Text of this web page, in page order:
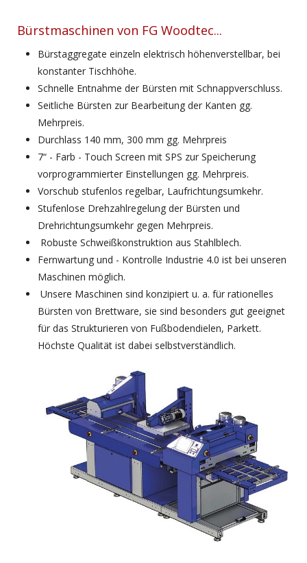
Bürstmaschinen von FG Woodtec...
Bürstaggregate einzeln elektrisch höhenverstellbar, bei
konstanter Tischhöhe.
Schnelle Entnahme der Bürsten mit Schnappverschluss.
Seitliche Bürsten zur Bearbeitung der Kanten gg.
Mehrpreis.
Durchlass 140 mm, 300 mm gg. Mehrpreis
7“ - Farb - Touch Screen mit SPS zur Speicherung
vorprogrammierter Einstellungen gg. Mehrpreis.
Vorschub stufenlos regelbar, Laufrichtungsumkehr.
Stufenlose Drehzahlregelung der Bürsten und
Drehrichtungsumkehr gegen Mehrpreis.
Robuste Schweißkonstruktion aus Stahlblech.
Fernwartung und - Kontrolle Industrie 4.0 ist bei unseren
Maschinen möglich.
Unsere Maschinen sind konzipiert u. a. für rationelles
Bürsten von Brettware, sie sind besonders gut geeignet
für das Strukturieren von Fußbodendielen, Parkett.
Höchste Qualität ist dabei selbstverständlich.